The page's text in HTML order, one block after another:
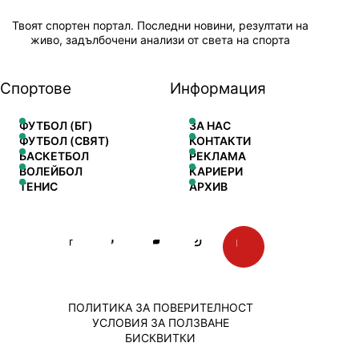
Твоят спортен портал. Последни новини, резултати на
живо, задълбочени анализи от света на спорта
Спортове
ФУТБОЛ (БГ)
ФУТБОЛ (СВЯТ)
БАСКЕТБОЛ
ВОЛЕЙБОЛ
ТЕНИС
Информация
ЗА НАС
КОНТАКТИ
РЕКЛАМА
КАРИЕРИ
АРХИВ
ПОЛИТИКА ЗА ПОВЕРИТЕЛНОСТ
УСЛОВИЯ ЗА ПОЛЗВАНЕ
БИСКВИТКИ